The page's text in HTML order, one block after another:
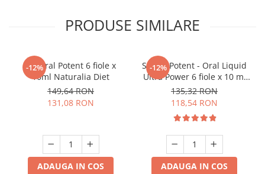
PRODUSE SIMILARE
-12%
Natural Potent 6 fiole x
10ml Naturalia Diet
149,64 RON
131,08 RON
ADAUGA IN COS
-12%
Shenli Potent - Oral Liquid
Ultra Power 6 fiole x 10 ml
Oriental Herbal
135,32 RON
118,54 RON
ADAUGA IN COS